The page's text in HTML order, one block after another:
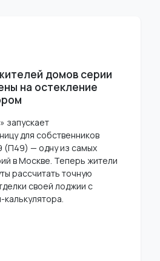
домов серии
на остекление
запускает
для собственников
(П49) — одну из самых
в Москве. Теперь жители
рассчитать точную
своей лоджии с